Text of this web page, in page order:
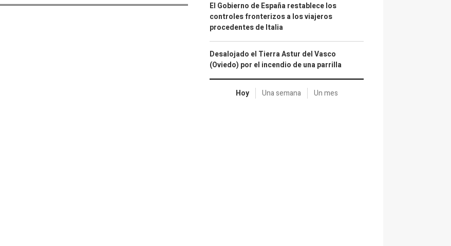
El Gobierno de España restablece los
controles fronterizos a los viajeros
procedentes de Italia
Desalojado el Tierra Astur del Vasco
(Oviedo) por el incendio de una parrilla
Hoy Una semana Un mes